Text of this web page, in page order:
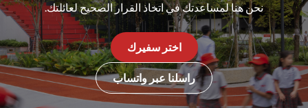
نحن هنا لمساعدتك في اتخاذ القرار الصحيح لعائلتك.
اختر سفيرك
راسلنا عبر واتساب